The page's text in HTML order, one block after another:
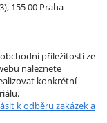
155 00 Praha
příležitosti ze
naleznete
konkrétní
k odběru zakázek a